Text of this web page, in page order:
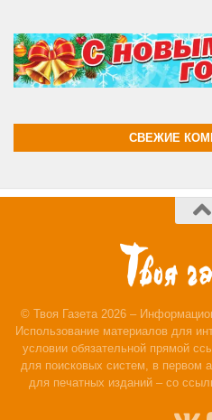
СВЕЖИЕ
© Твоя Газета 2026 –
Использование материалов для
условии обязательной прямой
для поисковых систем, в первом
для печатных изданий – со